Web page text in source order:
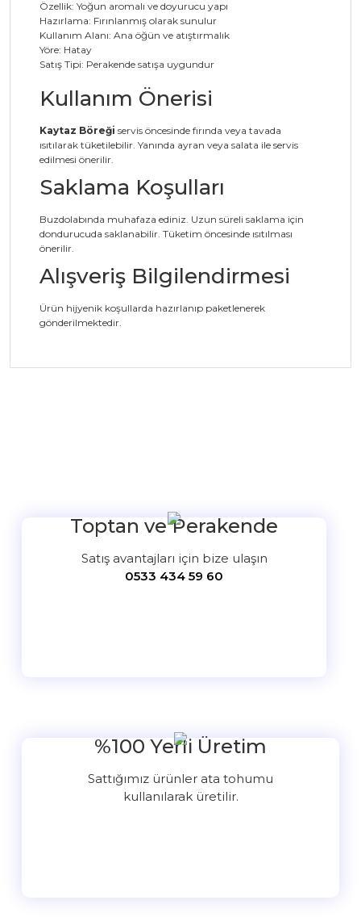
Özellik: Yoğun aromalı ve doyurucu yapı
Hazırlama: Fırınlanmış olarak sunulur
Kullanım Alanı: Ana öğün ve atıştırmalık
Yöre: Hatay
Satış Tipi: Perakende satışa uygundur
Kullanım Önerisi
Kaytaz Böreği servis öncesinde fırında veya tavada
ısıtılarak tüketilebilir. Yanında ayran veya salata ile servis
edilmesi önerilir.
Saklama Koşulları
Buzdolabında muhafaza ediniz. Uzun süreli saklama için
dondurucuda saklanabilir. Tüketim öncesinde ısıtılması
önerilir.
Alışveriş Bilgilendirmesi
Ürün hijyenik koşullarda hazırlanıp paketlenerek
gönderilmektedir.
Toptan ve Perakende
Satış avantajları için bize ulaşın
0533 434 59 60
%100 Yerli Üretim
Sattığımız ürünler ata tohumu
kullanılarak üretilir.